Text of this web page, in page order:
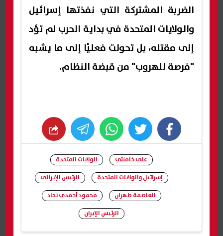
الضربة المشتركة التي نفذتها إسرائيل
والولايات المتحدة في بداية الحرب لم تؤد
إلى مقتله، بل تحولت فعليًا إلى ما يشبه
"فرصة للهروب" من قبضة النظام.
facebook
twitter
whats
علي خامنئي
الولايات المتحدة
إسرائيل والولايات المتحدة
الرئيس الإيراني
العاصمة طهران
محمود أحمدي نجاد
الرئيس الإيران